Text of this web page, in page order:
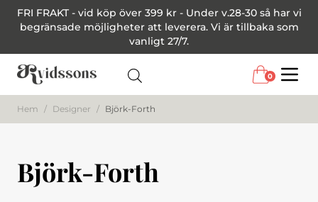
FRI FRAKT - vid köp över 399 kr - Under v.28-30 så har vi
begränsade möjligheter att leverera. Vi är tillbaka som
vanligt 27/7.
0
Hem / Designer / Björk-Forth
Björk-Forth